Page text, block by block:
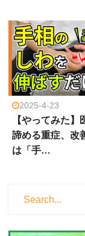
2025-4-23
【やってみた】
諦める重症、改
は「手…